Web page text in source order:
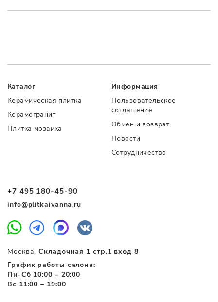
+7 495 180-45-90
info@plitkaivanna.ru
Москва,Складочная 1 стр.1 вход 8
График работы салона:
Пн-Сб 10:00 – 20:00
Вс 11:00 – 19:00
Каталог
Керамическая плитка
Керамогранит
Плитка мозаика
Информация
Пользовательское
соглашение
Обмен и возврат
Новости
Сотрудничество